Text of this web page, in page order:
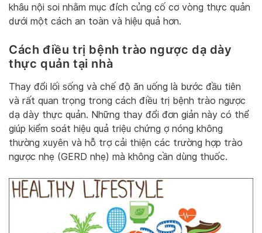
khâu nội soi nhằm mục đích củng cố cơ vòng thực quản
dưới một cách an toàn và hiệu quả hơn.
Cách điều trị bệnh trào ngược dạ dày
thực quản tại nhà
Thay đổi lối sống và chế độ ăn uống là bước đầu tiên
và rất quan trọng trong cách điều trị bệnh trào ngược
dạ dày thực quản. Những thay đổi đơn giản này có thể
giúp kiểm soát hiệu quả triệu chứng ợ nóng không
thường xuyên và hỗ trợ cải thiện các trường hợp trào
ngược nhẹ (GERD nhẹ) mà không cần dùng thuốc.